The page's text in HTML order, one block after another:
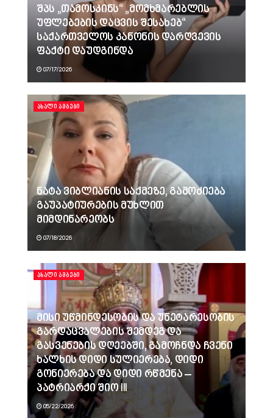
შპს „თამოსკინს“ „მომხმარებლის
უფლებების დაცვის შესახებ“
საქართველოს კანონის დარღვევის
ფაქტი დაუდგინდა
07/17/2026
ᲐᲮᲐᲚᲘ ᲐᲛᲑᲔᲑᲘ
ნატა ვიბლიანის საქმეზე, გამოძიება
გაუპატიურების მუხლით
მიმდინარეობს
07/18/2026
ᲐᲮᲐᲚᲘ ᲐᲛᲑᲔᲑᲘ
მისი უწმინდესობის და უნეტარესობის
გარდაცვალების შემდეგ და
გასვენების დღეებში, გამოჩნდა ჩვენი
ხალხის დიდი სულიერება, დიდი
გონიერება და დიდი რწმენა –
პატრიარქი შიო III
05/22/2026